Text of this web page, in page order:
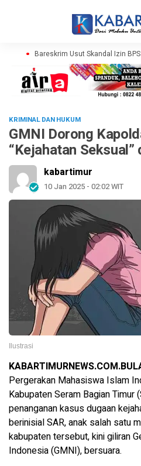
Bareskrim Usut Skandal Izin BPS
KRIMINAL DAN HUKUM
GMNI Dorong
“Kejahatan Seksual”
kabartimur
10 Jan 2025 - 02:02 WIT
Ilustrasi
Pergerakan Mahasiswa Islam
Kabupaten Seram Bagian Timur
penanganan kasus dugaan
berinisial SAR, anak salah satu
kabupaten tersebut, kini giliran
Indonesia (GMNI), bersuara.